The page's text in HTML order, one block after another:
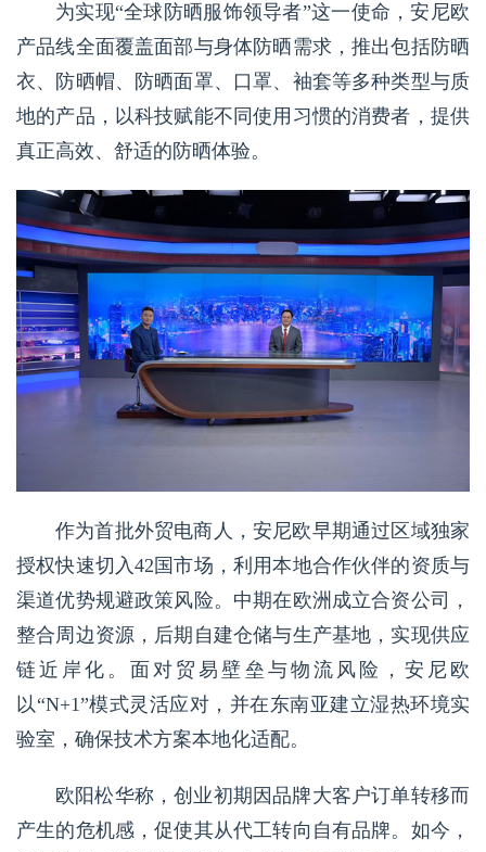
为实现“全球防晒服饰领导者”这一使命，安尼欧
产品线全面覆盖面部与身体防晒需求，推出包括防晒
衣、防晒帽、防晒面罩、口罩、袖套等多种类型与质
地的产品，以科技赋能不同使用习惯的消费者，提供
真正高效、舒适的防晒体验。
作为首批外贸电商人，安尼欧早期通过区域独家
授权快速切入42国市场，利用本地合作伙伴的资质与
渠道优势规避政策风险。中期在欧洲成立合资公司，
整合周边资源，后期自建仓储与生产基地，实现供应
链近岸化。面对贸易壁垒与物流风险，安尼欧
以“N+1”模式灵活应对，并在东南亚建立湿热环境实
验室，确保技术方案本地化适配。
欧阳松华称，创业初期因品牌大客户订单转移而
产生的危机感，促使其从代工转向自有品牌。如今，